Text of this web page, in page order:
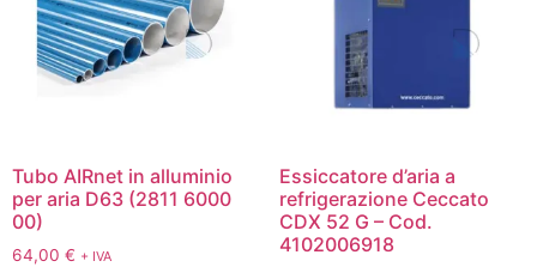
Tubo AIRnet in alluminio
per aria D63 (2811 6000
00)
64,00 € + IVA
Essiccatore d’aria a
refrigerazione Ceccato
CDX 52 G – Cod.
4102006918